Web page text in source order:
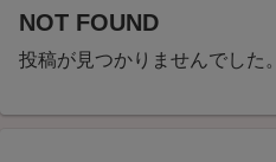
NOT FOUND
投稿が見つかりませんでした。